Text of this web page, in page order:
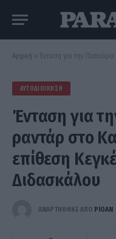
Αρχική » Ένταση για την Παπούρα και το
ΑΥΤΟΔΙΟΊΚΗΣΗ
Ένταση για
ραντάρ στο
επίθεση
Διδασκάλου
ΑΝΑΡΤΗΘΗΚΕ ΑΠΟ PIOAN